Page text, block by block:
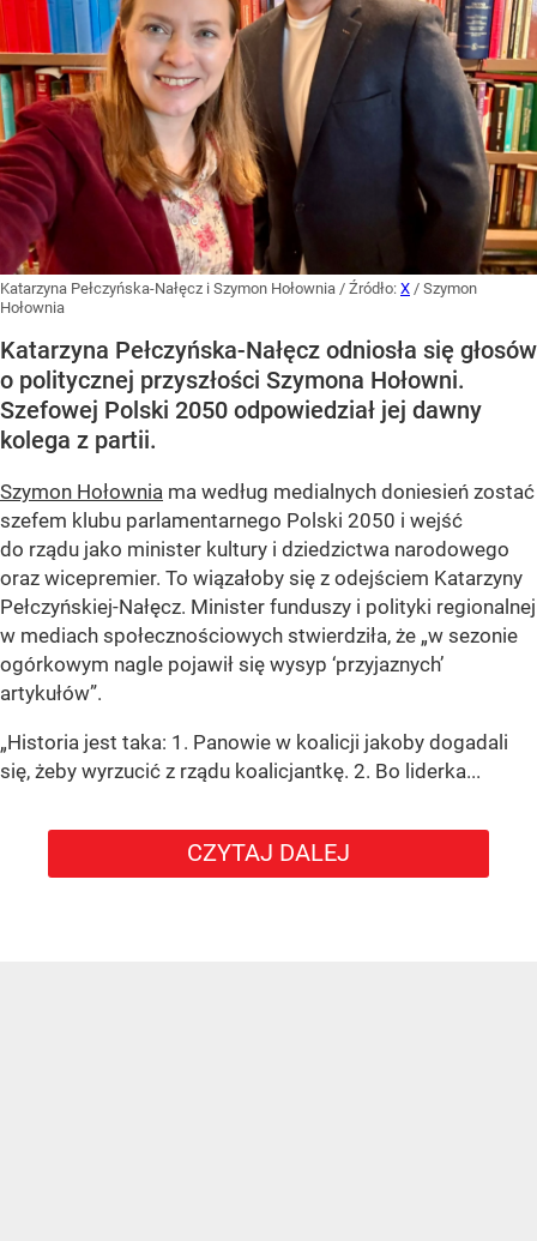
Katarzyna Pełczyńska-Nałęcz i Szymon Hołownia / Źródło: X / Szymon
Hołownia
Katarzyna Pełczyńska-Nałęcz odniosła się głosów
o politycznej przyszłości Szymona Hołowni.
Szefowej Polski 2050 odpowiedział jej dawny
kolega z partii.
Szymon Hołownia ma według medialnych doniesień zostać
szefem klubu parlamentarnego Polski 2050 i wejść
do rządu jako minister kultury i dziedzictwa narodowego
oraz wicepremier. To wiązałoby się z odejściem Katarzyny
Pełczyńskiej-Nałęcz. Minister funduszy i polityki regionalnej
w mediach społecznościowych stwierdziła, że „w sezonie
ogórkowym nagle pojawił się wysyp ‘przyjaznych’
artykułów”.
„Historia jest taka: 1. Panowie w koalicji jakoby dogadali
się, żeby wyrzucić z rządu koalicjantkę. 2. Bo liderka...
CZYTAJ DALEJ